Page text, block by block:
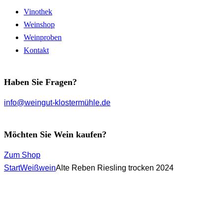
Vinothek
Weinshop
Weinproben
Kontakt
Haben Sie Fragen?
info@weingut-klostermühle.de
Möchten Sie Wein kaufen?
Zum Shop
StartWeißweinAlte Reben Riesling trocken 2024